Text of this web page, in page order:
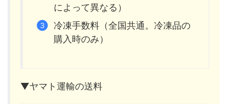
によって異なる）
冷凍手数料（全国共通。冷凍品の
購入時のみ）
▼ヤマト運輸の送料